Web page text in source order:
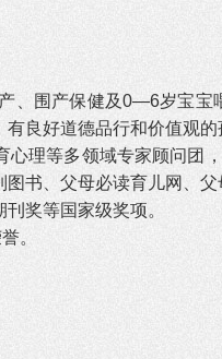
、围产保健及0—6岁宝
良好道德品行和价值观的
心理等多领域专家顾问
书、父母必读育儿网、
奖等国家级奖项。
。